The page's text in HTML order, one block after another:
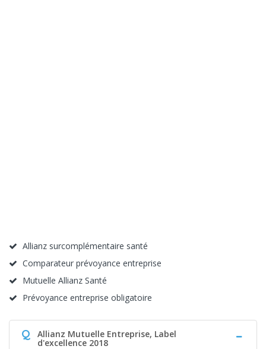
Allianz surcomplémentaire santé
Comparateur prévoyance entreprise
Mutuelle Allianz Santé
Prévoyance entreprise obligatoire
Q Allianz Mutuelle Entreprise, Label
d'excellence 2018